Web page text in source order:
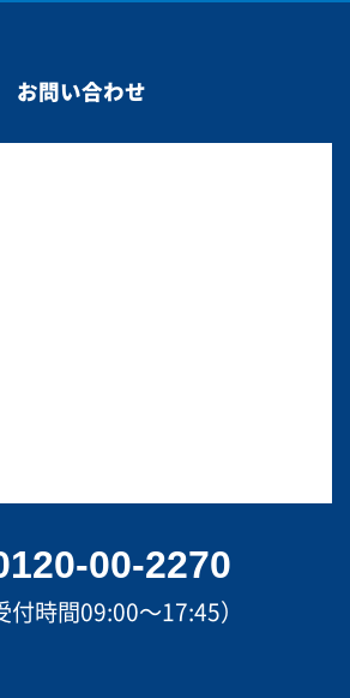
お問い合わせ
00-2270
付時間09:00～17:45）